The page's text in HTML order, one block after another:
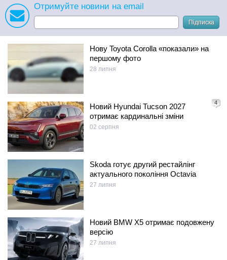
Отримуйте новини на email
Підписка
Нову Toyota Corolla «показали» на
першому фото
28 липня
4
Новий Hyundai Tucson 2027
отримає кардинальні зміни
02 серпня
Skoda готує другий рестайлінг
актуального покоління Octavia
27 липня
Новий BMW X5 отримає подовжену
версію
27 липня